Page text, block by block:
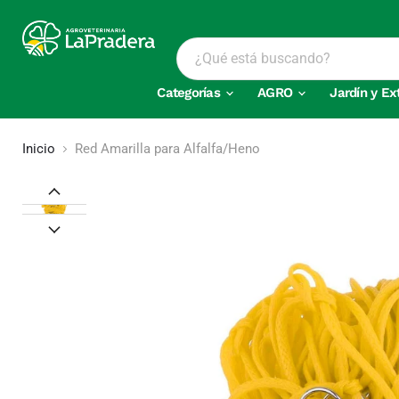
Categorías AGRO Jardín y
Inicio Red Amarilla para Alfalfa/Heno